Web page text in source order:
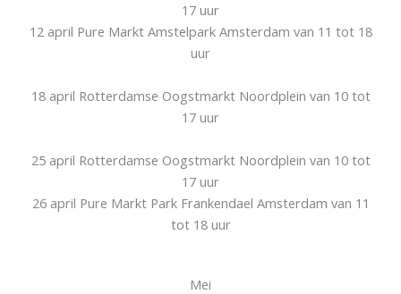
17 uur
12 april Pure Markt Amstelpark Amsterdam van 11 tot 18
uur
18 april Rotterdamse Oogstmarkt Noordplein van 10 tot
17 uur
25 april Rotterdamse Oogstmarkt Noordplein van 10 tot
17 uur
26 april Pure Markt Park Frankendael Amsterdam van 11
tot 18 uur
Mei